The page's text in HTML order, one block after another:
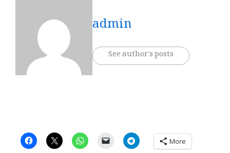
admin
See author's posts
More